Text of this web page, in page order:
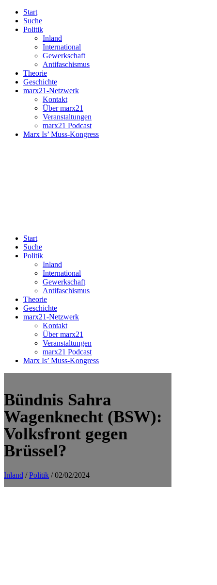
Start
Suche
Politik
Inland
International
Gewerkschaft
Antifaschismus
Theorie
Geschichte
marx21-Netzwerk
Kontakt
Über marx21
Veranstaltungen
marx21 Podcast
Marx Is’ Muss-Kongress
Start
Suche
Politik
Inland
International
Gewerkschaft
Antifaschismus
Theorie
Geschichte
marx21-Netzwerk
Kontakt
Über marx21
Veranstaltungen
marx21 Podcast
Marx Is’ Muss-Kongress
Bündnis Sahra
Wagenknecht (BSW):
Volksfront gegen
Brüssel?
Inland /Politik / 02/02/2024